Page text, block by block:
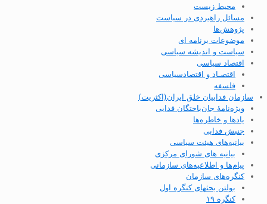
محیط زیست
مسائل راهبردی در سیاست
پژوهش‌ها
موضوعات برنامه ای
سیاست و اندیشه سیاسی
اقتصاد سیاسی
اقتصـاد و اقتصاد‌سیاسی
فلسفه
سازمان فداییان خلق ایران(اکثریت)
ویژه‌نامهٔ جان‌باختگان فدایی
یادها و خاطره‌ها
جنبش فدایی
بیانیه‌های هیئت سیاسی
بیانیه های شورای مرکزی
پیام‌ها و اطلاعیه‌های سازمانی
کنگره‌های سازمان
بولتن بحثهای کنگره اول
کنگره ۱۹